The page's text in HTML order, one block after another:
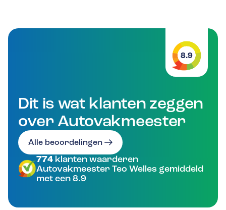
8.9
Dit is wat klanten zeggen
over Autovakmeester
Alle beoordelingen
774 klanten waarderen
Autovakmeester Teo Welles gemiddeld
met een 8.9